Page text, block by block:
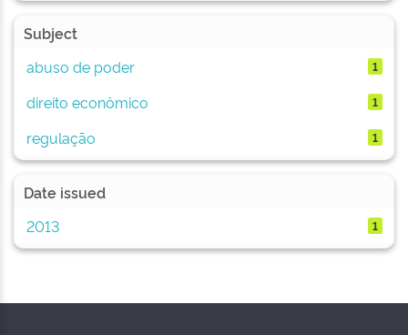
Subject
abuso de poder
1
direito econômico 1
regulação 1
Date issued
2013
1